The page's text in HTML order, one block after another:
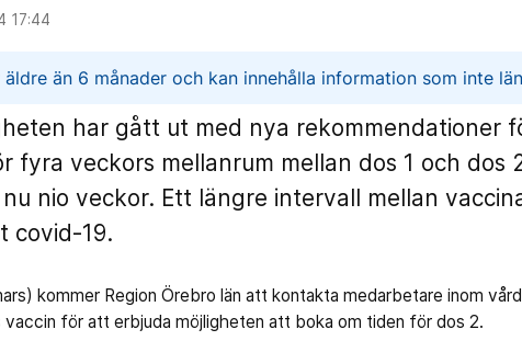
17:44
äldre än 6 månader och kan innehålla information som inte
har gått ut med nya rekommendationer
fyra veckors mellanrum mellan dos 1 och dos
nio veckor. Ett längre intervall mellan
covid-19.
kommer Region Örebro län att kontakta medarbetare inom
vaccin för att erbjuda möjligheten att boka om tiden för dos 2.